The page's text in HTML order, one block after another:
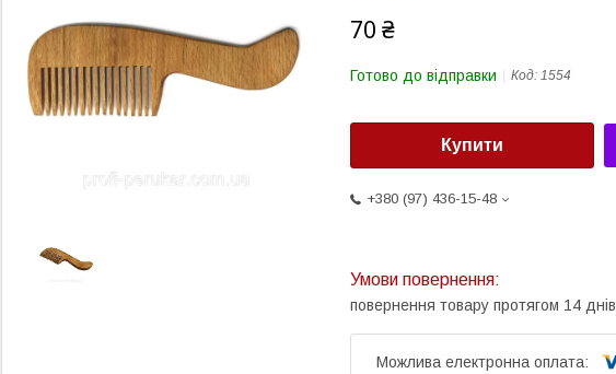
70 ₴
Готово до відправки Код: 1554
Купити
+380 (97) 436-15-48
повернення товару протягом 14 днів